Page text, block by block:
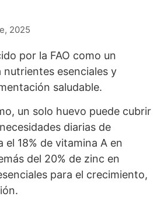
2025
por la FAO como un
esenciales y
saludable.
un solo huevo puede cubrir
diarias de
el 18% de vitamina A en
del 20% de zinc en
para el crecimiento,